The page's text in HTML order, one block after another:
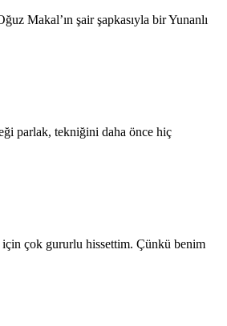
Makal’ın şair şapkasıyla bir Yunanlı
parlak, tekniğini daha önce hiç
için çok gururlu hissettim. Çünkü benim